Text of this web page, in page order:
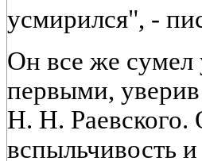
усмирился", -
Он все же сумел
первыми, уверив
Н. Н. Раевского.
вспыльчивость